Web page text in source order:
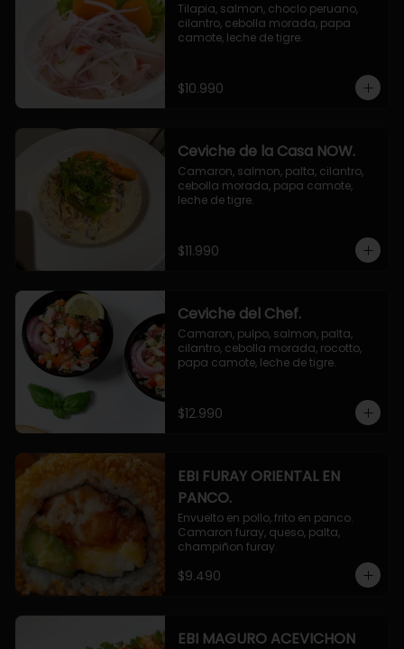
Tilapia, salmon, choclo peruano,
cilantro, cebolla morada, papa
camote, leche de tigre.
$10.990
Ceviche de la Casa NOW.
Camaron, salmon, palta, cilantro,
cebolla morada, papa camote,
leche de tigre.
$11.990
Ceviche del Chef.
Camaron, pulpo, salmon, palta,
cilantro, cebolla morada, rocotto,
papa camote, leche de tigre.
$12.990
EBI FURAY ORIENTAL EN
PANCO.
Envuelto en pollo, frito en panco.
Camaron furay, queso, palta,
champiñon furay.
$9.490
EBI MAGURO ACEVICHON